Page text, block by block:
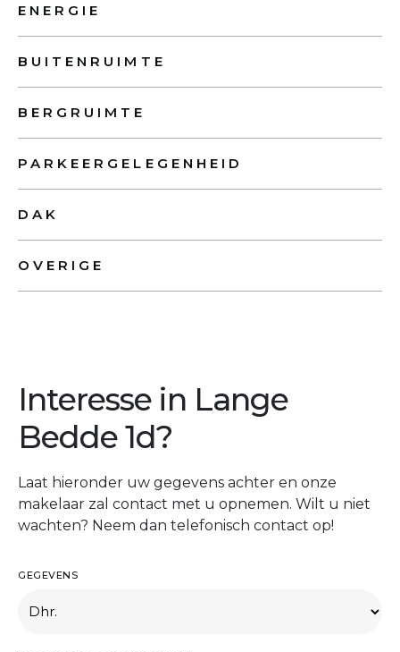
ENERGIE
BUITENRUIMTE
BERGRUIMTE
PARKEERGELEGENHEID
DAK
OVERIGE
Interesse in Lange
Bedde 1d?
Laat hieronder uw gegevens achter en onze
makelaar zal contact met u opnemen. Wilt u niet
wachten? Neem dan telefonisch contact op!
GEGEVENS